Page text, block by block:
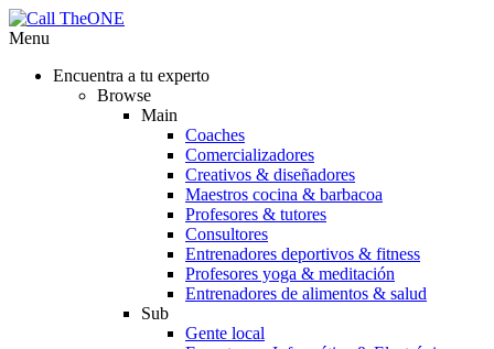
Menu
Encuentra a tu experto
Browse
Main
Coaches
Comercializadores
Creativos & diseñadores
Maestros cocina & barbacoa
Profesores & tutores
Consultores
Entrenadores deportivos & fitness
Profesores yoga & meditación
Entrenadores de alimentos & salud
Sub
Gente local